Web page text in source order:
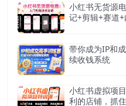
小红书无货源
记+剪辑+赛道+
带你成为IP和
续收钱系统
小红书虚拟项
利的店铺，抓